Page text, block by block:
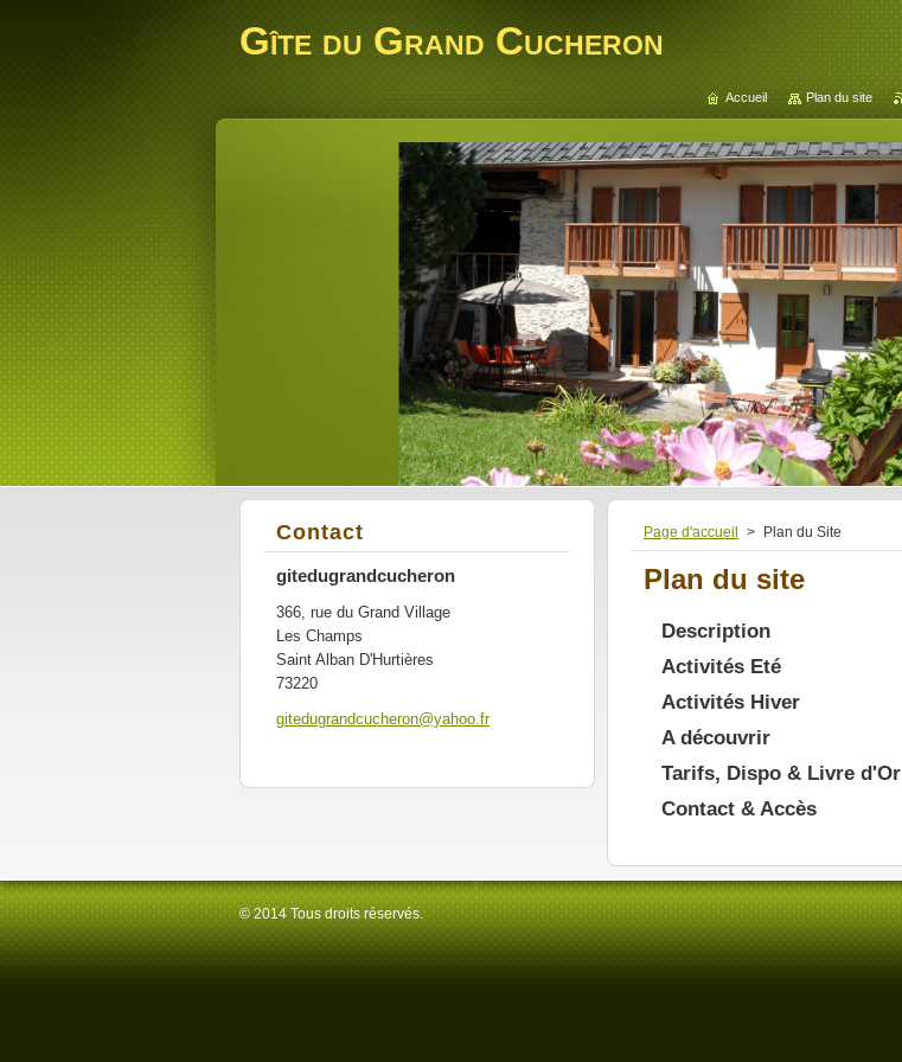
Gîte du Grand Cucheron
Page d'accueil > Plan du Site
Plan du site
Description
Activités Eté
Activités Hiver
A découvrir
Tarifs, Dispo & Livre d'Or
Contact & Accès
Contact
gitedugrandcucheron
366, rue du Grand Village
Les Champs
Saint Alban D'Hurtières
73220
gitedugrandcucheron@yahoo.fr
Accueil Plan du site
© 2014 Tous droits réservés.